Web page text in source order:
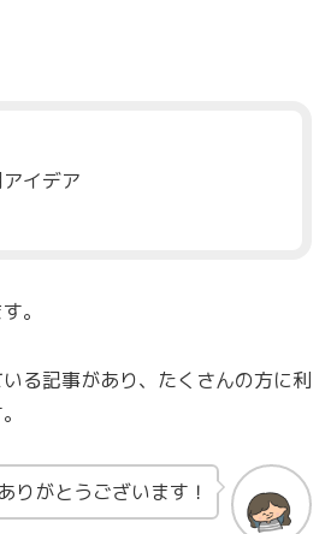
イデア
。
る記事があり、たくさんの方に利
りがとうございます！